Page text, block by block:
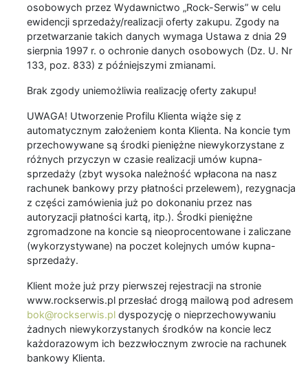
osobowych przez Wydawnictwo „Rock-Serwis” w celu
ewidencji sprzedaży/realizacji oferty zakupu. Zgody na
przetwarzanie takich danych wymaga Ustawa z dnia 29
sierpnia 1997 r. o ochronie danych osobowych (Dz. U. Nr
133, poz. 833) z późniejszymi zmianami.
Brak zgody uniemożliwia realizację oferty zakupu!
UWAGA! Utworzenie Profilu Klienta wiąże się z
automatycznym założeniem konta Klienta. Na koncie tym
przechowywane są środki pieniężne niewykorzystane z
różnych przyczyn w czasie realizacji umów kupna-
sprzedaży (zbyt wysoka należność wpłacona na nasz
rachunek bankowy przy płatności przelewem), rezygnacja
z części zamówienia już po dokonaniu przez nas
autoryzacji płatności kartą, itp.). Środki pieniężne
zgromadzone na koncie są nieoprocentowane i zaliczane
(wykorzystywane) na poczet kolejnych umów kupna-
sprzedaży.
Klient może już przy pierwszej rejestracji na stronie
www.rockserwis.pl przesłać drogą mailową pod adresem
bok@rockserwis.pl dyspozycję o nieprzechowywaniu
żadnych niewykorzystanych środków na koncie lecz
każdorazowym ich bezzwłocznym zwrocie na rachunek
bankowy Klienta.